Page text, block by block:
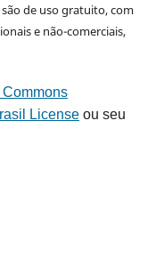
de uso gratuito, com
e não-comerciais,
Licenseou seu